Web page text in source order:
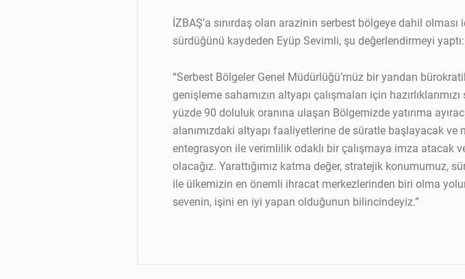
İZBAŞ’a sınırdaş olan arazinin serbest bölgeye dahil
sürdüğünü kaydeden Eyüp Sevimli, şu değerlendirmeyi yaptı:
“Serbest Bölgeler Genel Müdürlüğü’müz bir yandan
genişleme sahamızın altyapı çalışmaları için
yüzde 90 doluluk oranına ulaşan Bölgemizde yatırıma
alanımızdaki altyapı faaliyetlerine de süratle başlayacak ve
entegrasyon ile verimlilik odaklı bir çalışmaya imza atacak
olacağız. Yarattığımız katma değer, stratejik konumumuz,
ile ülkemizin en önemli ihracat merkezlerinden biri olma
sevenin, işini en iyi yapan olduğunun bilincindeyiz.”